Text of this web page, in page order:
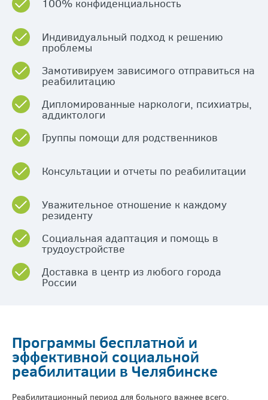
100% конфиденциальность
Индивидуальный подход к решению
проблемы
Замотивируем зависимого отправиться на
реабилитацию
Дипломированные наркологи, психиатры,
аддиктологи
Группы помощи для родственников
Консультации и отчеты по реабилитации
Уважительное отношение к каждому
резиденту
Социальная адаптация и помощь в
трудоустройстве
Доставка в центр из любого города
России
Программы бесплатной и
эффективной социальной
реабилитации в Челябинске
Реабилитационный период для больного важнее всего,